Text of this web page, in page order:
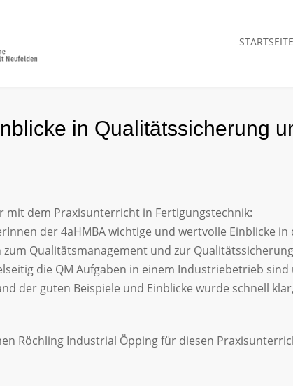
STARTSEITE
in Qualitätssicherung
mit dem Praxisunterricht in Fertigungstechnik:
der 4aHMBA wichtige und wertvolle Einblicke
Qualitätsmanagement und zur
die QM Aufgaben in einem Industriebetrieb
der guten Beispiele und Einblicke wurde schnell
Röchling Industrial Öpping für diesen